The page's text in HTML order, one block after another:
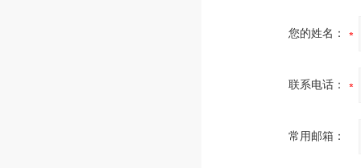
您的姓名：
联系电话：
常用邮箱：